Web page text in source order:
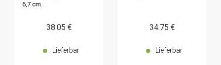
6,7 cm.
38.05 €
Lieferbar
34.75 €
Lieferbar